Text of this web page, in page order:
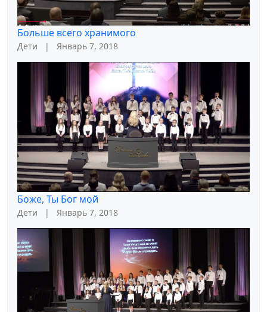
Больше всего хранимого
Дети | Январь 7, 2018
Боже, Ты Бог мой
Дети | Январь 7, 2018